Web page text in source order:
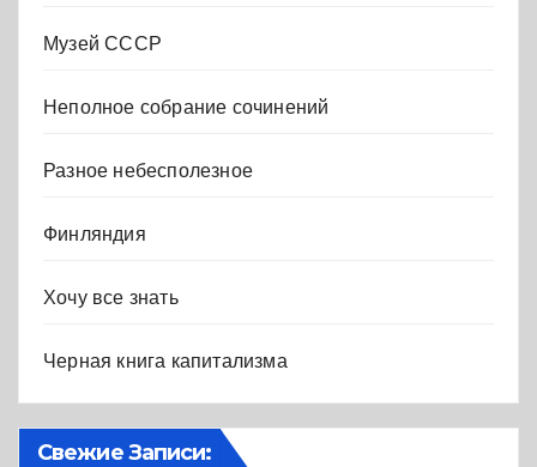
Музей СССР
Неполное собрание сочинений
Разное небесполезное
Финляндия
Хочу все знать
Черная книга капитализма
Свежие Записи: